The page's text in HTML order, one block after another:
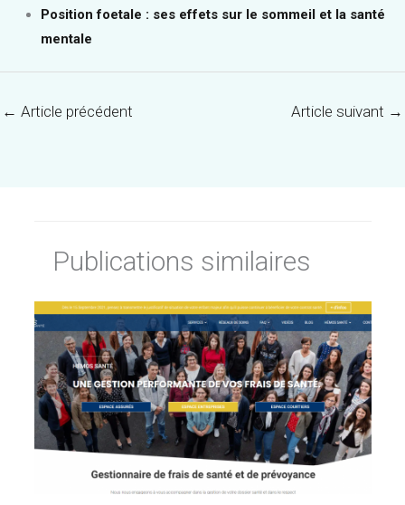
Position foetale : ses effets sur le sommeil et la santé
mentale
← Article précédent Article suivant →
Publications similaires